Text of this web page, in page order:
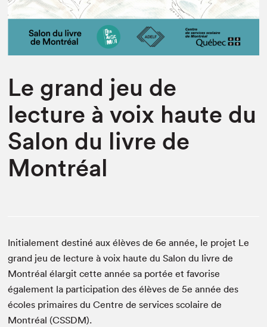
Espace médias
Le grand jeu de
lecture à voix haute du
Salon du livre de
Montréal
Initialement destiné aux élèves de 6e année, le projet Le
grand jeu de lecture à voix haute du Salon du livre de
Montréal élargit cette année sa portée et favorise
également la participation des élèves de 5e année des
écoles primaires du Centre de services scolaire de
Montréal (CSSDM).